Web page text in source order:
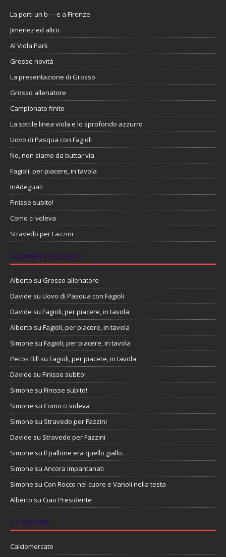
La porti un b—-e a Firenze
Jimenez ed altro
Al Viola Park
Grosse novità
La presentazione di Grosso
Grosso allenatore
Campionato finito
La sottile linea viola e lo sprofondo azzurro
Uovo di Pasqua con Fagioli
No, non siamo da buttar via
Fagioli, per piacere, in tavola
InAdeguati
Finisse subito!
Como ci voleva
Stravedo per Fazzini
COMMENTI RECENTI
Alberto su Grosso allenatore
Davide su Uovo di Pasqua con Fagioli
Davide su Fagioli, per piacere, in tavola
Alberto su Fagioli, per piacere, in tavola
Simone su Fagioli, per piacere, in tavola
Pecos Bill su Fagioli, per piacere, in tavola
Davide su Finisse subito!
Simone su Finisse subito!
Simone su Como ci voleva
Simone su Stravedo per Fazzini
Davide su Stravedo per Fazzini
Simone su Il pallone era quello giallo…
Simone su Ancora impantanati
Simone su Con Rocco nel cuore e Vanoli nella testa
Alberto su Ciao Presidente
CATEGORIE
Calciomercato